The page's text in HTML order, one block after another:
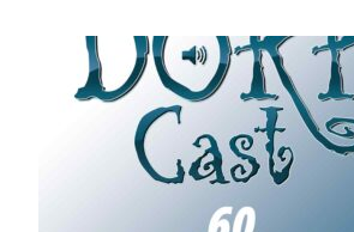
DORPCast 60:
Kaffeeklatsch III –
Götter, Ratten, wilde
Themen